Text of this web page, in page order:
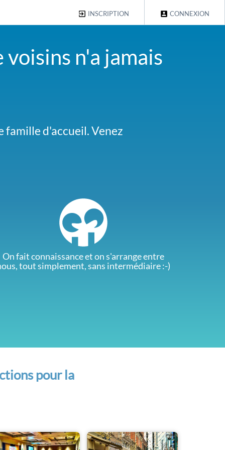
CONNEXION
INSCRIPTION
n'a jamais
famille d'accueil. Venez
plan à me conseiller les
On fait connaissance et on s'arrange entre
tout simplement, sans intermédiaire :-)
pour la